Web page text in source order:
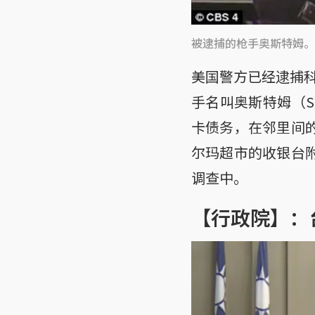
被逮捕的枪手奥斯特姆
美国警方已经逮捕
手名叫奥斯特姆（
卡债务，在邻里间
尔玛超市的收银台
调查中。
【行政院】